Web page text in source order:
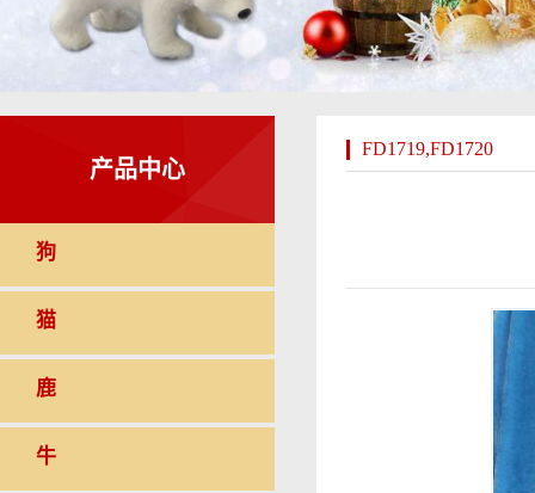
产品中心
狗
猫
鹿
牛
FD1719,FD1720